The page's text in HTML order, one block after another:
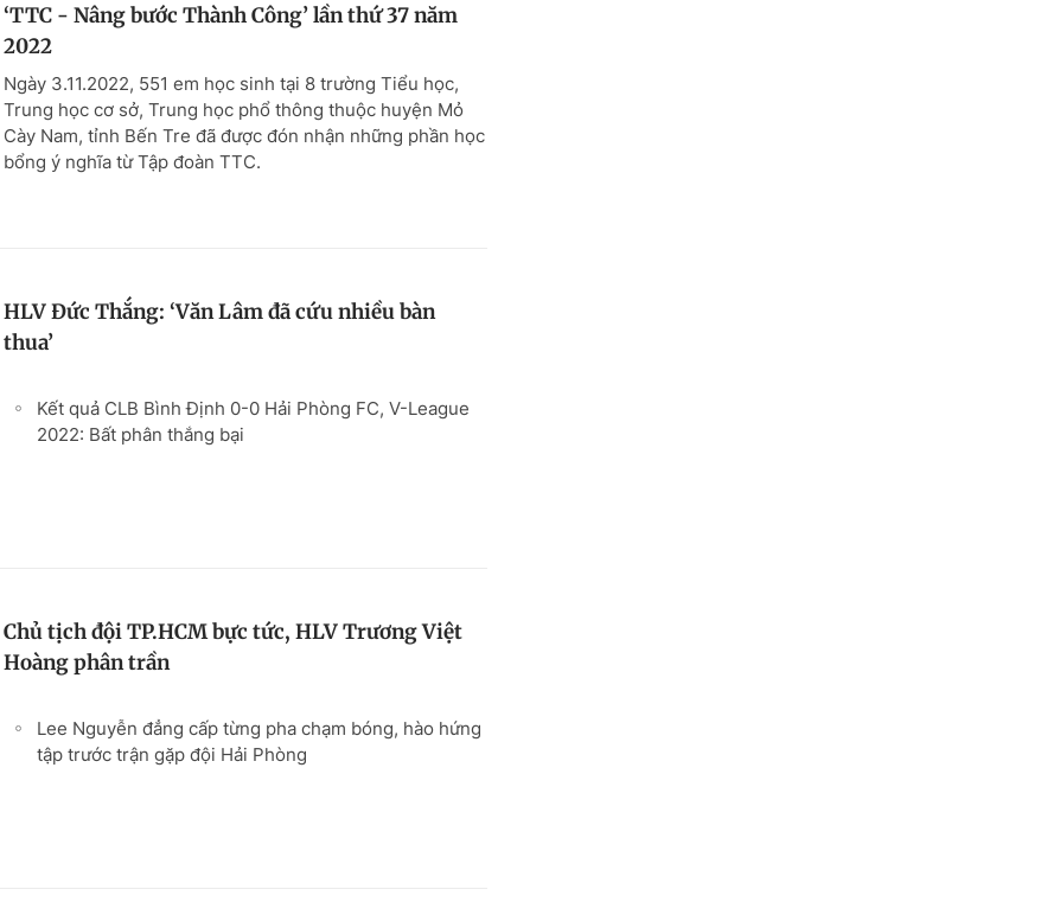
‘TTC - Nâng bước Thành Công’ lần thứ 37 năm
2022
Ngày 3.11.2022, 551 em học sinh tại 8 trường Tiểu học,
Trung học cơ sở, Trung học phổ thông thuộc huyện Mỏ
Cày Nam, tỉnh Bến Tre đã được đón nhận những phần học
bổng ý nghĩa từ Tập đoàn TTC.
HLV Đức Thắng: ‘Văn Lâm đã cứu nhiều bàn
thua’
Kết quả CLB Bình Định 0-0 Hải Phòng FC, V-League
2022: Bất phân thắng bại
Chủ tịch đội TP.HCM bực tức, HLV Trương Việt
Hoàng phân trần
Lee Nguyễn đẳng cấp từng pha chạm bóng, hào hứng
tập trước trận gặp đội Hải Phòng